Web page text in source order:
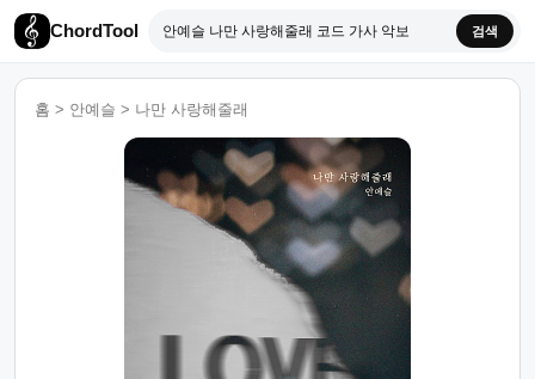
ChordTool 검색
홈 > 안예슬 > 나만 사랑해줄래